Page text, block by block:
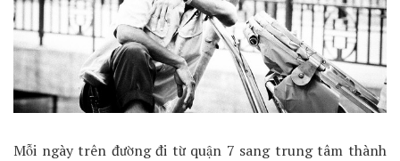
Mỗi ngày trên đường đi từ quận 7 sang trung tâm thành